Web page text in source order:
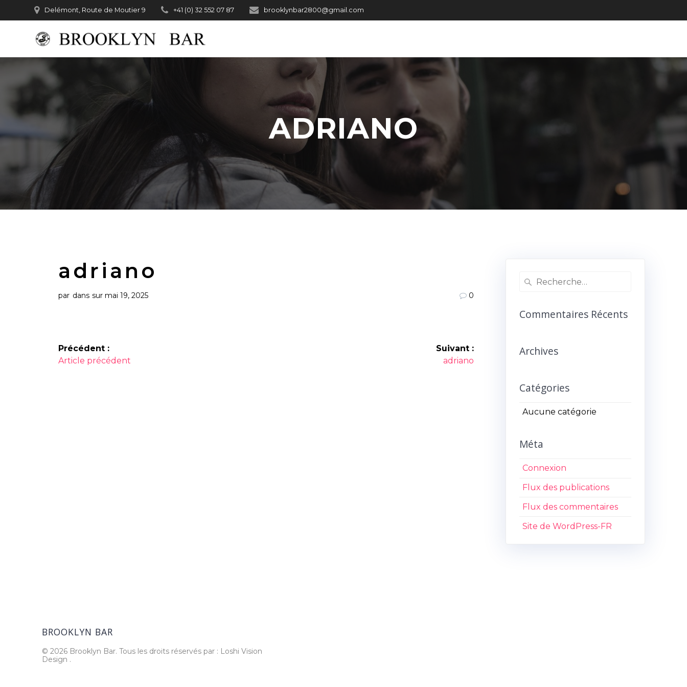
Delémont, Route de Moutier 9 +41 (0) 32 552 07 87 brooklynbar2800@gmail.com
ADRIANO
adriano
par dans sur mai 19, 2025 0
Navigation
de
Précédent :
Article
Article précédent
Suivant :
Article
adriano
Recherche
pour
Commentaires Récents
Archives
Catégories
Aucune catégorie
Méta
Connexion
Flux des publications
Flux des commentaires
Site de WordPress-FR
BROOKLYN BAR
© 2026 Brooklyn Bar. Tous les droits réservés par : Loshi Vision
Design .